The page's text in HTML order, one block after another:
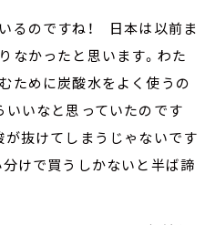
るのですね！ 日本は以前ま
なかったと思います。わた
ために炭酸水をよく使うの
いいなと思っていたのです
が抜けてしまうじゃないです
分けで買うしかないと半ば諦